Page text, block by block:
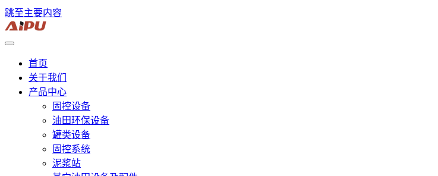
跳至主要内容
首页
关于我们
产品中心
固控设备
油田环保设备
罐类设备
固控系统
泥浆站